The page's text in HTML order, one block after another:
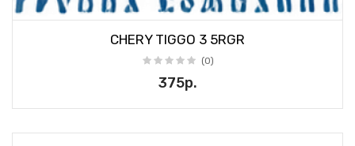
CHERY TIGGO 3 5RGR
(0)
375р.